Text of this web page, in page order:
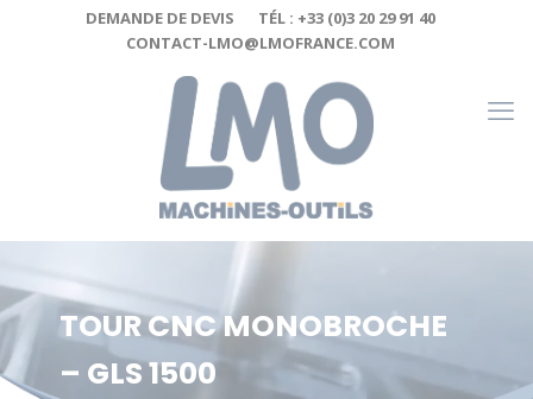
DEMANDE DE DEVIS
TÉL : +33 (0)3 20 29 91 40
CONTACT-LMO@LMOFRANCE.COM
TOUR CNC MONOBROCHE
– GLS 1500
Cookies management panel